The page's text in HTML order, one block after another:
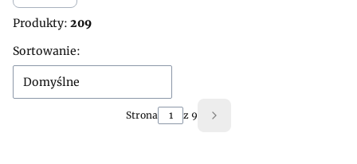
Produkty: 209
Lista produktów
Sortowanie:
Domyślne
Strona z 9 Następne produkty